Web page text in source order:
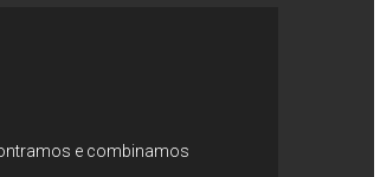
e combinamos